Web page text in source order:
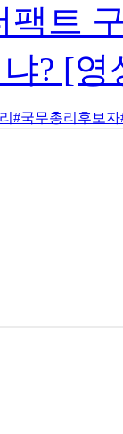
팩트
냐? [
#국무총리후보자